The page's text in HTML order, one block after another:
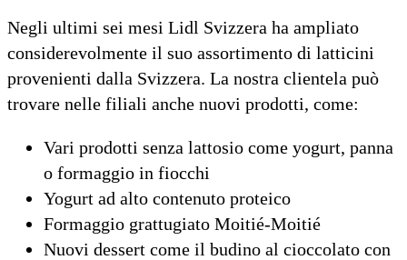
Negli ultimi sei mesi Lidl Svizzera ha ampliato
considerevolmente il suo assortimento di latticini
provenienti dalla Svizzera. La nostra clientela può
trovare nelle filiali anche nuovi prodotti, come:
Vari prodotti senza lattosio come yogurt, panna
o formaggio in fiocchi
Yogurt ad alto contenuto proteico
Formaggio grattugiato Moitié-Moitié
Nuovi dessert come il budino al cioccolato con